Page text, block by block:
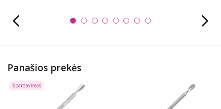
Panašios prekės
Išpardavimas